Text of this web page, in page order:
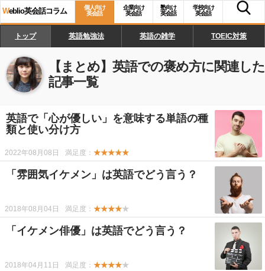
Weblio英会話コラム
個人向け
英会話
企業向け
英会話
塾向け
英会話
学校向け
英会話
トップ 英語勉強法 英語の雑学 TOEIC対策
【まとめ】 英語での褒め方に関連した
記事一覧
英語で「心が優しい」を意味する単語の種
類と使い分け方
2022年08月08日 満足度： ★★★★★
「雰囲気イケメン」は英語でどう言う？
2018年08月04日 満足度： ★★★★★
「イケメン俳優」は英語でどう言う？
2018年04月11日 満足度： ★★★★★